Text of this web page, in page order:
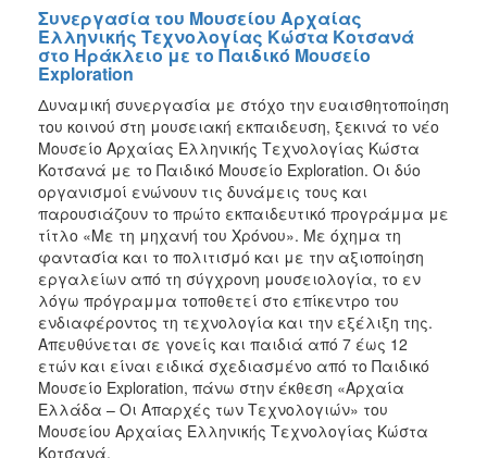
Συνεργασία του Μουσείου Αρχαίας
Ελληνικής Τεχνολογίας Κώστα Κοτσανά
στο Ηράκλειο με το Παιδικό Μουσείο
Exploration
Δυναμική συνεργασία με στόχο την ευαισθητοποίηση
του κοινού στη μουσειακή εκπαιδευση, ξεκινά το νέο
Μουσείο Αρχαίας Ελληνικής Τεχνολογίας Κώστα
Κοτσανά με το Παιδικό Μουσείο Exploration. Οι δύο
οργανισμοί ενώνουν τις δυνάμεις τους και
παρουσιάζουν το πρώτο εκπαιδευτικό προγράμμα με
τίτλο «Με τη μηχανή του Χρόνου». Με όχημα τη
φαντασία και το πολιτισμό και με την αξιοποίηση
εργαλείων από τη σύγχρονη μουσειολογία, το εν
λόγω πρόγραμμα τοποθετεί στο επίκεντρο του
ενδιαφέροντος τη τεχνολογία και την εξέλιξη της.
Απευθύνεται σε γονείς και παιδιά από 7 έως 12
ετών και είναι ειδικά σχεδιασμένο από το Παιδικό
Μουσείο Exploration, πάνω στην έκθεση «Αρχαία
Ελλάδα – Οι Απαρχές των Τεχνολογιών» του
Μουσείου Αρχαίας Ελληνικής Τεχνολογίας Κώστα
Κοτσανά.